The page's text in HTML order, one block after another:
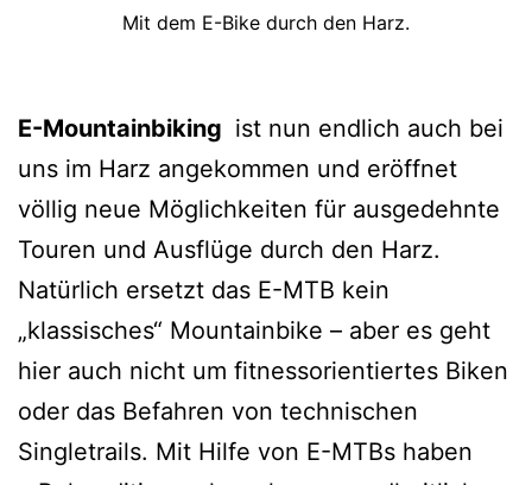
Mit dem E-Bike durch den Harz.
E-Mountainbiking ist nun endlich auch bei
uns im Harz angekommen und eröffnet
völlig neue Möglichkeiten für ausgedehnte
Touren und Ausflüge durch den Harz.
Natürlich ersetzt das E-MTB kein
„klassisches“ Mountainbike – aber es geht
hier auch nicht um fitnessorientiertes Biken
oder das Befahren von technischen
Singletrails. Mit Hilfe von E-MTBs haben